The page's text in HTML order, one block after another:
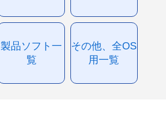
製品ソフト一
覧
その他、全OS
用一覧